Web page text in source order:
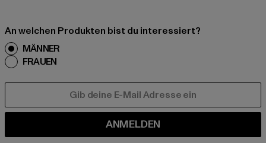
An welchen Produkten bist du interessiert?
MÄNNER
FRAUEN
ANMELDEN